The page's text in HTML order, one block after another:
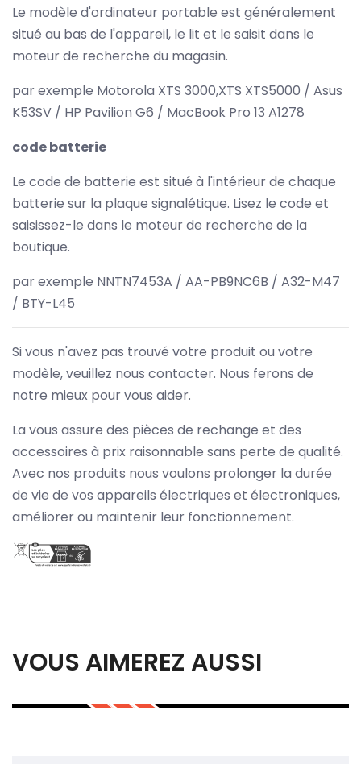
Le modèle d'ordinateur portable est généralement
situé au bas de l'appareil, le lit et le saisit dans le
moteur de recherche du magasin.
par exemple Motorola XTS 3000,XTS XTS5000 / Asus
K53SV / HP Pavilion G6 / MacBook Pro 13 A1278
code batterie
Le code de batterie est situé à l'intérieur de chaque
batterie sur la plaque signalétique. Lisez le code et
saisissez-le dans le moteur de recherche de la
boutique.
par exemple NNTN7453A / AA-PB9NC6B / A32-M47
/ BTY-L45
Si vous n'avez pas trouvé votre produit ou votre
modèle, veuillez nous contacter. Nous ferons de
notre mieux pour vous aider.
La vous assure des pièces de rechange et des
accessoires à prix raisonnable sans perte de qualité.
Avec nos produits nous voulons prolonger la durée
de vie de vos appareils électriques et électroniques,
améliorer ou maintenir leur fonctionnement.
VOUS AIMEREZ AUSSI